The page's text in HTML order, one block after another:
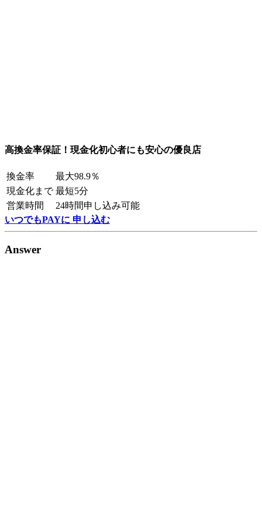
高換金率保証！現金化初心者にも安心の優良店
換金率
最大98.9％
現金化まで 最短5分
営業時間
24時間申し込み可能
いつでもPAYに 申し込む
Answer